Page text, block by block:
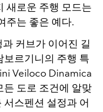
새로운 주행 모드는
주는 좋은 예다.
커브가 이어진 길
보르기니의 주행 특
Veiloco Dinamica
도로 조건에 알맞
스펜션 설정과 어